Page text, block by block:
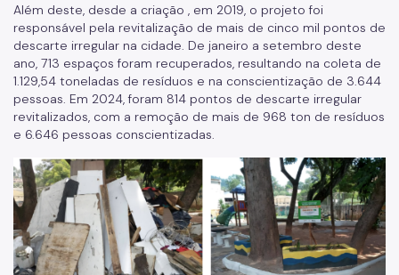
Além deste, desde a criação , em 2019, o projeto foi
responsável pela revitalização de mais de cinco mil pontos de
descarte irregular na cidade. De janeiro a setembro deste
ano, 713 espaços foram recuperados, resultando na coleta de
1.129,54 toneladas de resíduos e na conscientização de 3.644
pessoas. Em 2024, foram 814 pontos de descarte irregular
revitalizados, com a remoção de mais de 968 ton de resíduos
e 6.646 pessoas conscientizadas.